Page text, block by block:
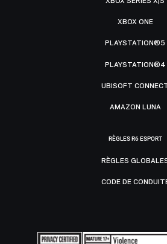
XBOX ONE
PLAYSTATION®5
PLAYSTATION®4
UBISOFT
AMAZON LUNA
RÈGLES R6 ESPORT
RÈGLES
CODE DE